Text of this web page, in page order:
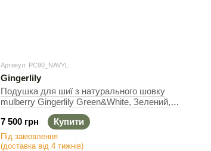
Артикул: PC90_NAVYL
Gingerlily
Подушка для шиї з натурального шовку
mulberry Gingerlily Green&White, Зелений,
Подушка для шиї
7 500 грн
Купити
Під замовлення
(доставка від 4 тижнів)